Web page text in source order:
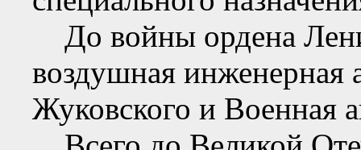
До войны ордена
воздушная
Жуковского и Военная